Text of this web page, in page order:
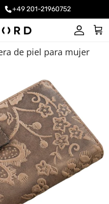
+49 201-21960752
Cuenta
de piel para mujer